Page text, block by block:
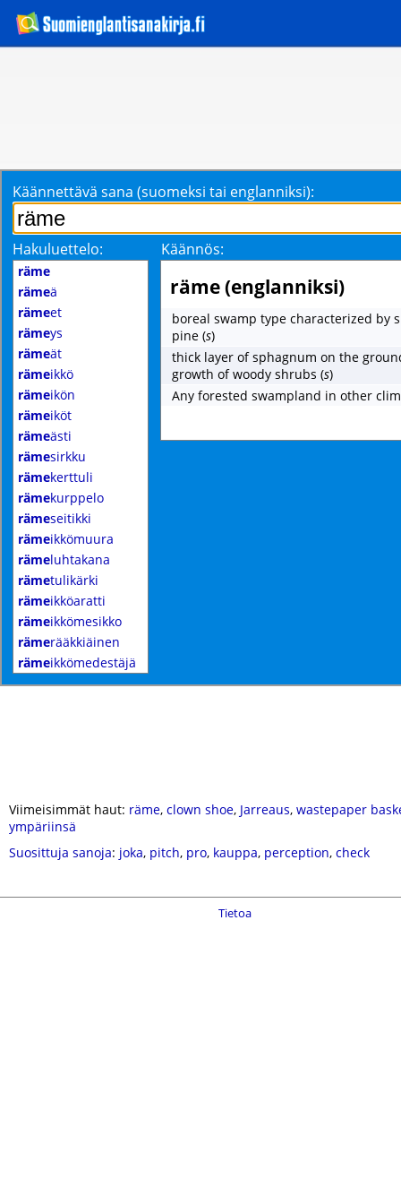
Käännettävä sana (suomeksi tai englanniksi):
Hakuluettelo: Käännös:
räme
rämeä
rämeet
rämeys
rämeät
rämeikkö
rämeikön
rämeiköt
rämeästi
rämesirkku
rämekerttuli
rämekurppelo
rämeseitikki
rämeikkömuura
rämeluhtakana
rämetulikärki
rämeikköaratti
rämeikkömesikko
rämerääkkiäinen
rämeikkömedestäjä
räme (englanniksi)
boreal swamp type characterized by
pine (s)
thick layer of sphagnum on the
growth of woody shrubs (s)
Any forested swampland in other
Viimeisimmät haut: räme, clown shoe, Jarreaus, wastepaper
ympäriinsä
Suosittuja sanoja: joka, pitch, pro, kauppa, perception, check
Tietoa